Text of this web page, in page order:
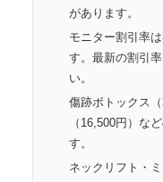
があります。
モニター割引率
す。最新の割引
い。
傷跡ボトックス
（16,500円）な
す。
ネックリフト・